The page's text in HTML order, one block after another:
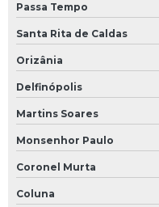
Passa Tempo
Santa Rita de Caldas
Orizânia
Delfinópolis
Martins Soares
Monsenhor Paulo
Coronel Murta
Coluna